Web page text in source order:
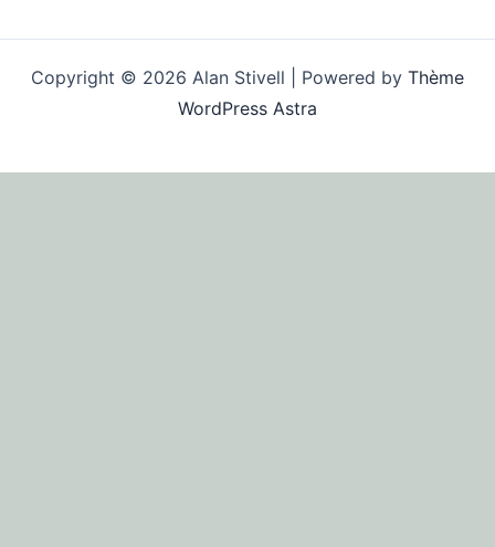
Copyright © 2026 Alan Stivell | Powered by Thème
WordPress Astra